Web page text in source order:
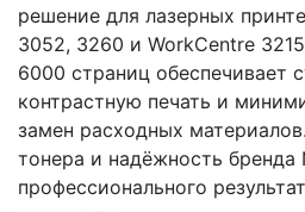
решение для лазерных
3052, 3260 и WorkCentre
6000 страниц обеспечивает
контрастную печать и
замен расходных
тонера и надёжность бренда
профессионального